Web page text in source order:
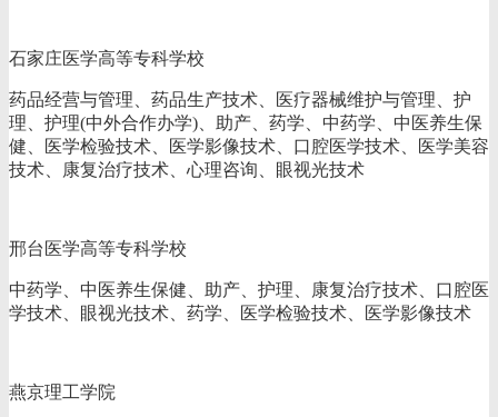
石家庄医学高等专科学校
药品经营与管理、药品生产技术、医疗器械维护与管理、护
理、护理(中外合作办学)、助产、药学、中药学、中医养生保
健、医学检验技术、医学影像技术、口腔医学技术、医学美容
技术、康复治疗技术、心理咨询、眼视光技术
邢台医学高等专科学校
中药学、中医养生保健、助产、护理、康复治疗技术、口腔医
学技术、眼视光技术、药学、医学检验技术、医学影像技术
燕京理工学院